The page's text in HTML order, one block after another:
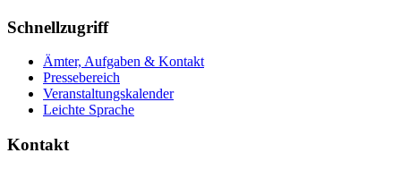
Schnellzugriff
Ämter, Aufgaben & Kontakt
Pressebereich
Veranstaltungskalender
Leichte Sprache
Kontakt